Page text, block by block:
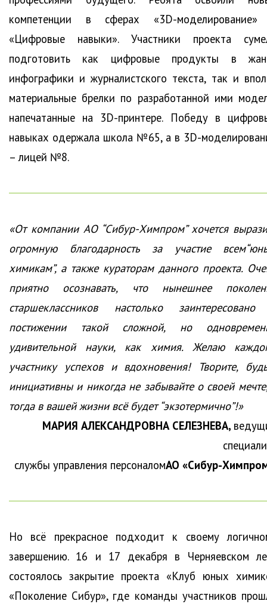
компетенции в сферах «3D-
«Цифровые навыки». Участники проекта
подготовить как цифровые продукты в
инфографики и журналистского текста, так и
материальные брелки по разработанной ими
напечатанные на 3D-принтере. Победу в
навыках одержала школа №65, а в 3D-
– лицей №8.
«От компании АО “Сибур-Химпром” хочется
огромную благодарность за участие
химикам”, а также кураторам данного проекта.
приятно осознавать, что нынешнее
старшеклассников настолько
постижении такой сложной, но
удивительной науки, как химия. Желаю
участнику успехов и вдохновения! Творите,
инициативны и никогда не забывайте о своей
тогда в вашей жизни всё будет “экзотермично”!»
МАРИЯ АЛЕКСАНДРОВНА СЕЛЕЗНЕВА,
службы управления персоналомАО «Сибур-
Но всё прекрасное подходит к своему
завершению. 16 и 17 декабря в Черняевском
состоялось закрытие проекта «Клуб юных
«Поколение Сибур», где команды участников